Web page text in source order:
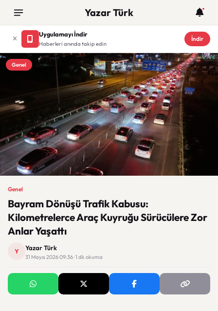
Yazar Türk
Uygulamayı İndir
Haberleri anında takip edin
İndir
Genel
Genel
Bayram Dönüşü Trafik Kabusu:
Kilometrelerce Araç Kuyruğu Sürücülere Zor
Anlar Yaşattı
Y Yazar Türk
31 Mayıs 2026 09:36 · 1 dk okuma